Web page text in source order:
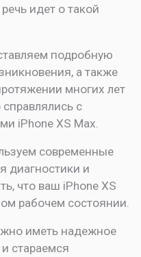
идет о такой
подробную
а также
многих лет
с
iPhone XS Max.
современные
диагностики и
что ваш iPhone XS
рабочем состоянии.
иметь надежное
стараемся